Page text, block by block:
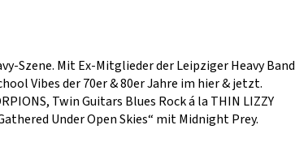
Szene. Mit Ex-Mitglieder der Leipziger Heavy Band
Vibes der 70er & 80er Jahre im hier & jetzt.
Twin Guitars Blues Rock á la THIN LIZZY
Under Open Skies“ mit Midnight Prey.